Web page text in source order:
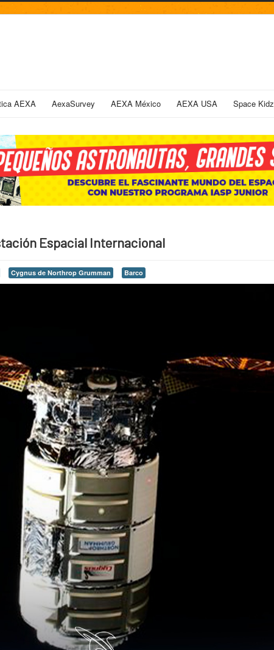
AEXA AexaSurvey AEXA México AEXA USA Space Kidz
Espacial Internacional
Cygnus de Northrop Grumman Barco